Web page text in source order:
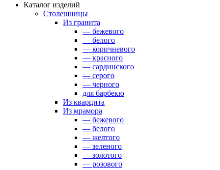
Каталог изделий
Столешницы
Из гранита
— бежевого
— белого
— коричневого
— красного
— сардинского
— серого
— черного
для барбекю
Из кварцита
Из мрамора
— бежевого
— белого
— желтого
— зеленого
— золотого
— розового